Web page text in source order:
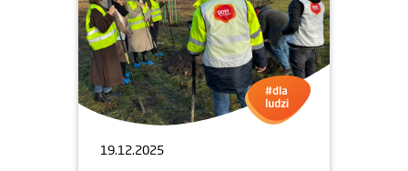
19.12.2025